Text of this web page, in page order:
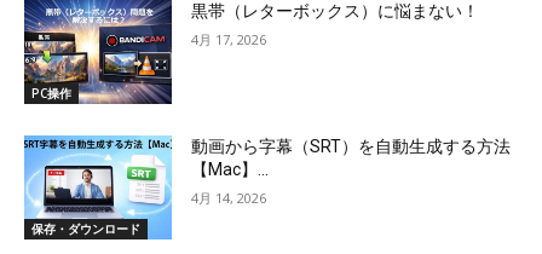
PC操作
黒帯（レターボックス）に悩まない！
4月 17, 2026
保存・ダウンロード
動画から字幕（SRT）を自動生成する方法
【Mac】...
4月 14, 2026